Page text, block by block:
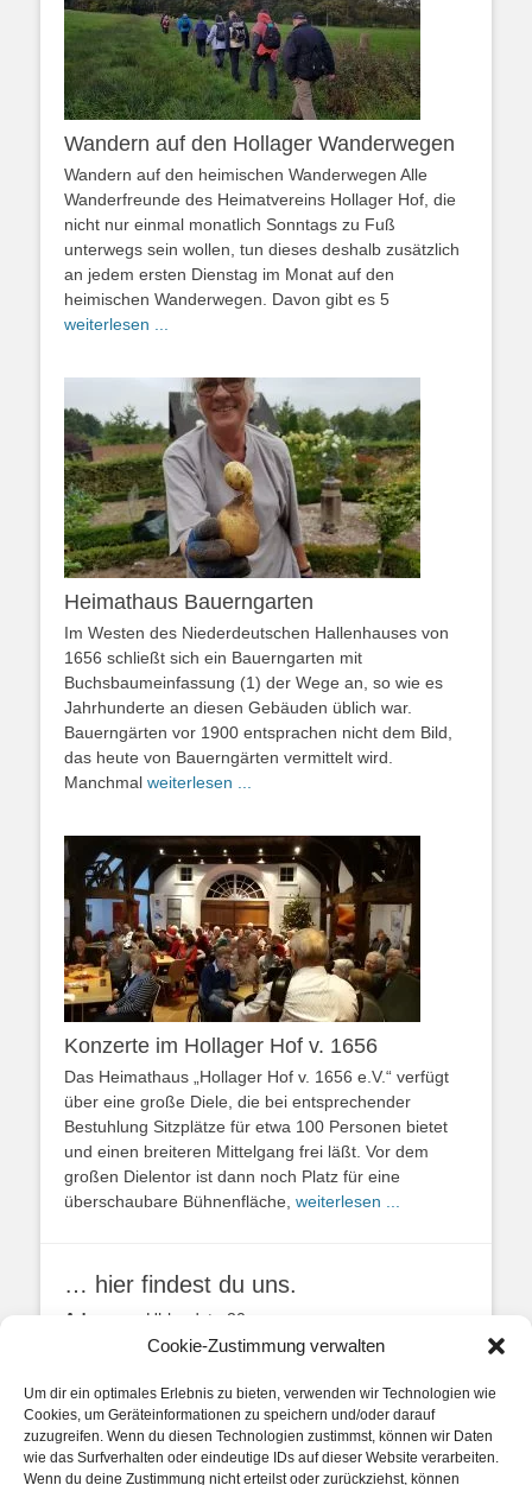
Cookie-Zustimmung verwalten
Um dir ein optimales Erlebnis zu bieten, verwenden wir Technologien wie
Cookies, um Geräteinformationen zu speichern und/oder darauf
zuzugreifen. Wenn du diesen Technologien zustimmst, können wir Daten
wie das Surfverhalten oder eindeutige IDs auf dieser Website verarbeiten.
Wenn du deine Zustimmung nicht erteilst oder zurückziehst, können
Wandern auf den Hollager Wanderwegen
Wandern auf den heimischen Wanderwegen Alle
Wanderfreunde des Heimatvereins Hollager Hof, die
nicht nur einmal monatlich Sonntags zu Fuß
unterwegs sein wollen, tun dieses deshalb zusätzlich
an jedem ersten Dienstag im Monat auf den
heimischen Wanderwegen. Davon gibt es 5
weiterlesen ...
Heimathaus Bauerngarten
Im Westen des Niederdeutschen Hallenhauses von
1656 schließt sich ein Bauerngarten mit
Buchsbaumeinfassung (1) der Wege an, so wie es
Jahrhunderte an diesen Gebäuden üblich war.
Bauerngärten vor 1900 entsprachen nicht dem Bild,
das heute von Bauerngärten vermittelt wird.
Manchmal weiterlesen ...
Konzerte im Hollager Hof v. 1656
Das Heimathaus „Hollager Hof v. 1656 e.V.“ verfügt
über eine große Diele, die bei entsprechender
Bestuhlung Sitzplätze für etwa 100 Personen bietet
und einen breiteren Mittelgang frei läßt. Vor dem
großen Dielentor ist dann noch Platz für eine
überschaubare Bühnenfläche, weiterlesen ...
… hier findest du uns.
Adresse: Uhlandstr. 20
49134 Wallenhorst